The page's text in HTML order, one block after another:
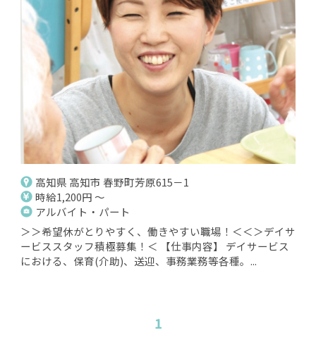
高知県 高知市 春野町芳原615－1
時給1,200円 ～
アルバイト・パート
＞＞希望休がとりやすく、働きやすい職場！＜＜＞デイサ
ービススタッフ積極募集！＜ 【仕事内容】 デイサービス
における、保育(介助)、送迎、事務業務等各種。...
1